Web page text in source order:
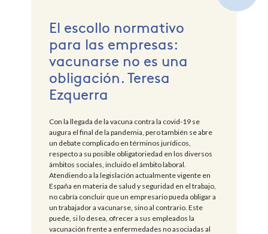
El escollo normativo
para las empresas:
vacunarse no es una
obligación. Teresa
Ezquerra
Con la llegada de la vacuna contra la covid-19 se
augura el final de la pandemia, pero también se abre
un debate complicado en términos jurídicos,
respecto a su posible obligatoriedad en los diversos
ámbitos sociales, incluido el ámbito laboral.
Atendiendo a la legislación actualmente vigente en
España en materia de salud y seguridad en el trabajo,
no cabría concluir que un empresario pueda obligar a
un trabajador a vacunarse, sino al contrario. Este
puede, si lo desea, ofrecer a sus empleados la
vacunación frente a enfermedades no asociadas al